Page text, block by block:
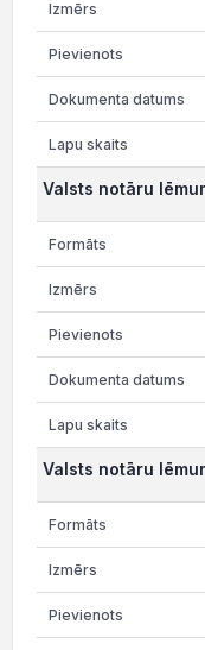
Valsts notāru
Valsts notāru